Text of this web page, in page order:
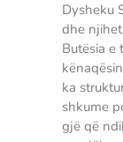
Dysheku
dhe
Butësia e
ka
shkume
gjë që